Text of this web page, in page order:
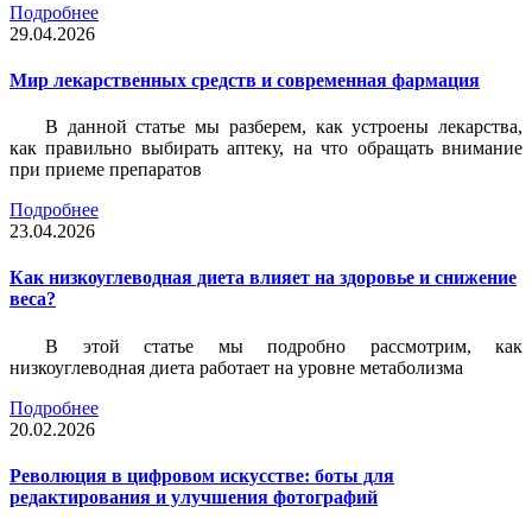
Подробнее
29.04.2026
Мир лекарственных средств и современная фармация
В данной статье мы разберем, как устроены лекарства,
как правильно выбирать аптеку, на что обращать внимание
при приеме препаратов
Подробнее
23.04.2026
Как низкоуглеводная диета влияет на здоровье и снижение
веса?
В этой статье мы подробно рассмотрим, как
низкоуглеводная диета работает на уровне метаболизма
Подробнее
20.02.2026
Революция в цифровом искусстве: боты для
редактирования и улучшения фотографий